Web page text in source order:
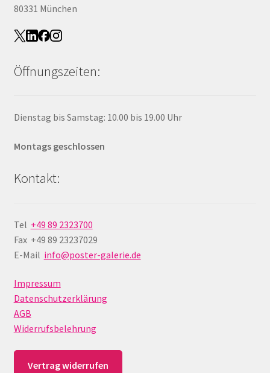
80331 München
Öffnungszeiten:
Dienstag bis Samstag: 10.00 bis 19.00 Uhr
Montags geschlossen
Kontakt:
Tel +49 89 2323700
Fax +49 89 23237029
E-Mail info@poster-galerie.de
Impressum
Datenschutzerklärung
AGB
Widerrufsbelehrung
Vertrag widerrufen